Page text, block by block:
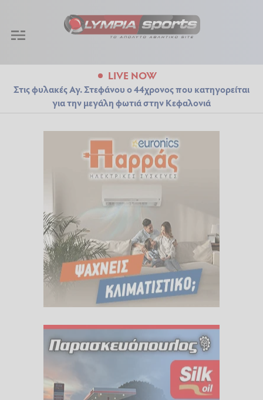
LIVE NOW
Στις φυλακές Αγ. Στεφάνου ο 44χρονος που κατηγορείται
για την μεγάλη φωτιά στην Κεφαλονιά